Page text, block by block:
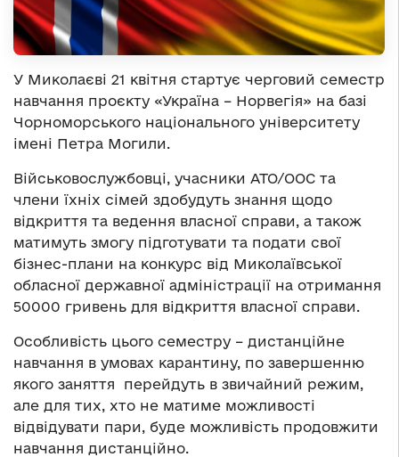
У Миколаєві 21 квітня стартує черговий семестр
навчання проєкту «Україна – Норвегія» на базі
Чорноморського національного університету
імені Петра Могили.
Військовослужбовці, учасники АТО/ООС та
члени їхніх сімей здобудуть знання щодо
відкриття та ведення власної справи, а також
матимуть змогу підготувати та подати свої
бізнес-плани на конкурс від Миколаївської
обласної державної адміністрації на отримання
50000 гривень для відкриття власної справи.
Особливість цього семестру – дистанційне
навчання в умовах карантину, по завершенню
якого заняття перейдуть в звичайний режим,
але для тих, хто не матиме можливості
відвідувати пари, буде можливість продовжити
навчання дистанційно.